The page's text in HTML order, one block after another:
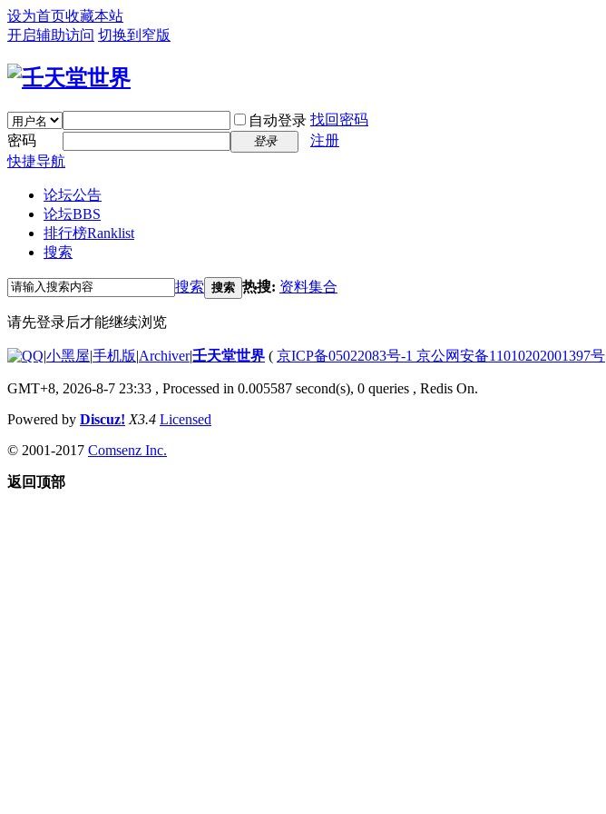
设为首页收藏本站
开启辅助访问 切换到窄版
自动登录 找回密码
密码
登录
注册
快捷导航
论坛公告
论坛BBS
排行榜Ranklist
搜索
搜索 搜索 热搜: 资料集合
请先登录后才能继续浏览
|小黑屋|手机版|Archiver|壬天堂世界 ( 京ICP备05022083号-1 京公网安备11010202001397号
GMT+8, 2026-8-7 23:33 , Processed in 0.005587 second(s), 0 queries , Redis On.
Powered by Discuz! X3.4 Licensed
© 2001-2017 Comsenz Inc.
返回顶部